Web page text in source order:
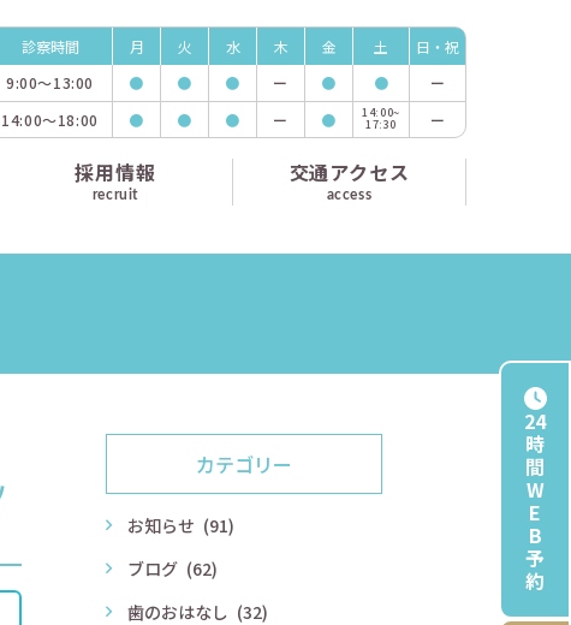
診察時間 月 火 水 木 金 土
日・祝
9:00〜13:00 ● ● ● ー ● ●
ー
14:00〜18:00 ● ● ● ー ● 14:00~
17:30 ー
採用情報
recruit
交通アクセス
access
カテゴリー
お知らせ (91)
ブログ (62)
歯のおはなし (32)
24
時
間
W
E
B
予
約